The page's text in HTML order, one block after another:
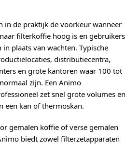
in de praktijk de voorkeur wanneer
filterkoffie hoog is en gebruikers
plaats van wachten. Typische
distributiecentra,
en grote kantoren waar 100 tot
zijn. Een Animo
zet snel grote volumes en
een kan of thermoskan.
gemalen koffie of verse gemalen
biedt zowel filterzetapparaten